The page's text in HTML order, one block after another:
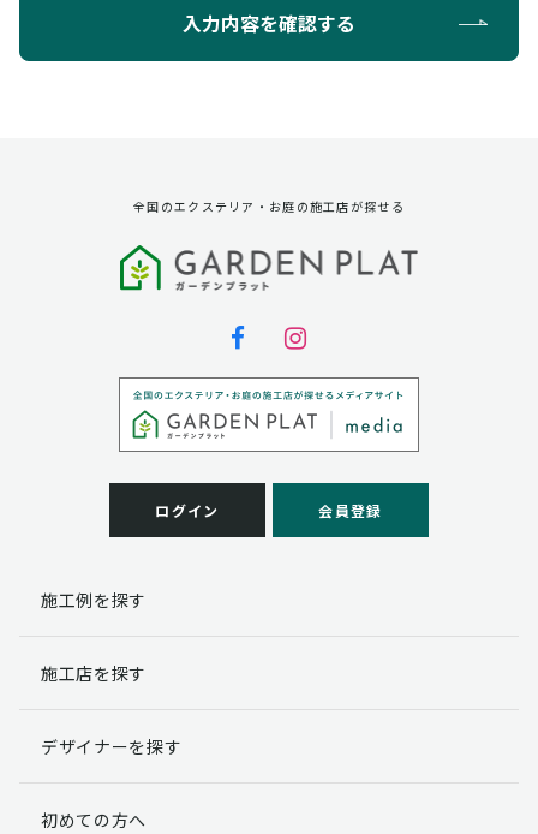
入力内容を確認する
全国のエクステリア・お庭の施工店が探せる
ログイン 会員登録
施工例を探す
施工店を探す
デザイナーを探す
初めての方へ